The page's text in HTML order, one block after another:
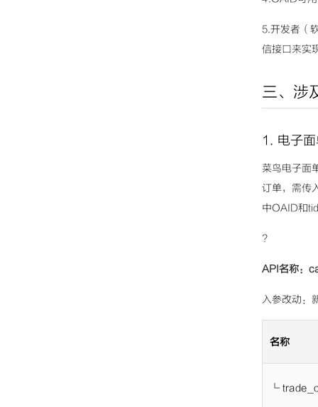
5.开发者（
信接口来实
三、涉
1. 电子
菜鸟电子面
订单，需传
中OAID和
?
API名称：
入参改动：
名称
└